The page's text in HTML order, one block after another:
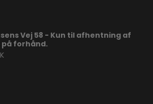
Vej 58 - Kun til afhentning af
forhånd.